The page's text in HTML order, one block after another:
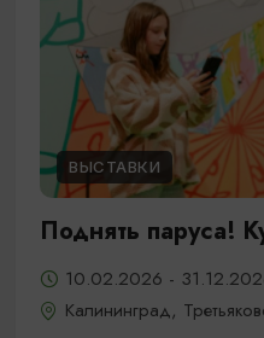
ВЫСТАВКИ
Поднять паруса!
10.02.2026 -
Калининград,